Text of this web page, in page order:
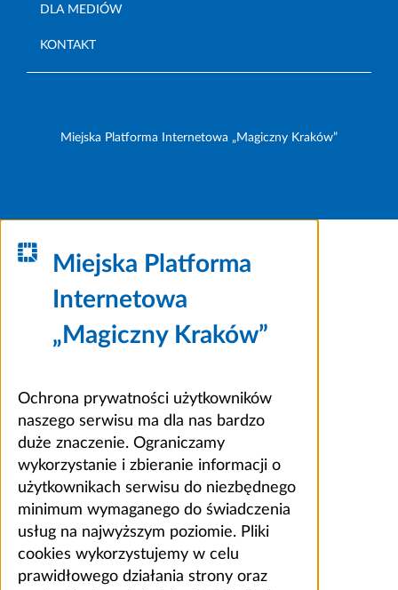
DLA MEDIÓW
KONTAKT
Miejska Platforma Internetowa „Magiczny Kraków”
Miejska Platforma
Internetowa
„Magiczny Kraków”
Ochrona prywatności użytkowników
naszego serwisu ma dla nas bardzo
duże znaczenie. Ograniczamy
wykorzystanie i zbieranie informacji o
użytkownikach serwisu do niezbędnego
minimum wymaganego do świadczenia
usług na najwyższym poziomie. Pliki
cookies wykorzystujemy w celu
prawidłowego działania strony oraz